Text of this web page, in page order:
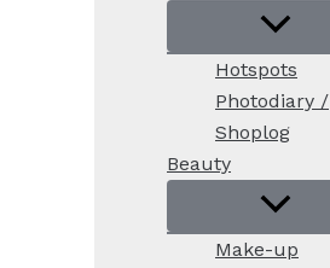
Hotspots
Photodiary /
Shoplog
Beauty
Make-up